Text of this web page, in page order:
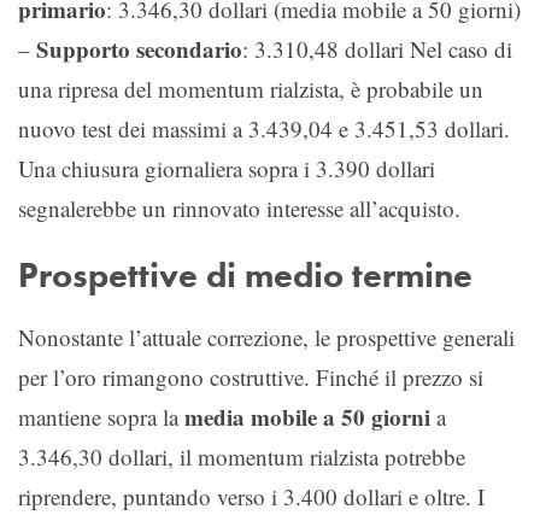
primario: 3.346,30 dollari (media mobile a 50 giorni)
– Supporto secondario: 3.310,48 dollari Nel caso di
una ripresa del momentum rialzista, è probabile un
nuovo test dei massimi a 3.439,04 e 3.451,53 dollari.
Una chiusura giornaliera sopra i 3.390 dollari
segnalerebbe un rinnovato interesse all’acquisto.
Prospettive di medio termine
Nonostante l’attuale correzione, le prospettive generali
per l’oro rimangono costruttive. Finché il prezzo si
mantiene sopra lamedia mobile a 50 giorni a
3.346,30 dollari, il momentum rialzista potrebbe
riprendere, puntando verso i 3.400 dollari e oltre. I